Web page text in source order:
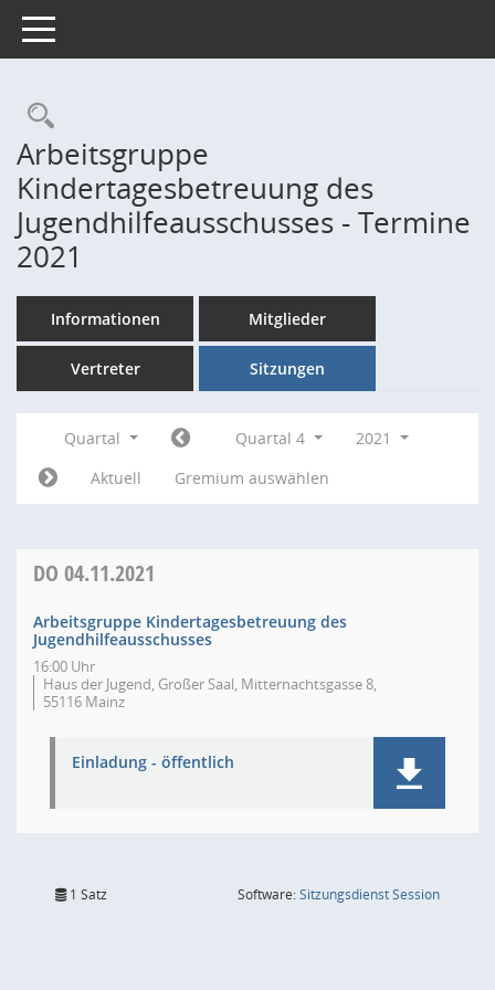
Toggle navigation
Rechercheauswahl
Arbeitsgruppe
Kindertagesbetreuung des
Jugendhilfeausschusses - Termine
2021
Informationen Mitglieder
Vertreter Sitzungen
Quartal Quartal 4
2021
Aktuell
Gremium auswählen
DO 04.11.2021
Arbeitsgruppe Kindertagesbetreuung des
Jugendhilfeausschusses
16:00 Uhr
Haus der Jugend, Großer Saal, Mitternachtsgasse 8,
55116 Mainz
Einladung - öffentlich
1 Satz Software:SitzungsdienstSession(Wird in